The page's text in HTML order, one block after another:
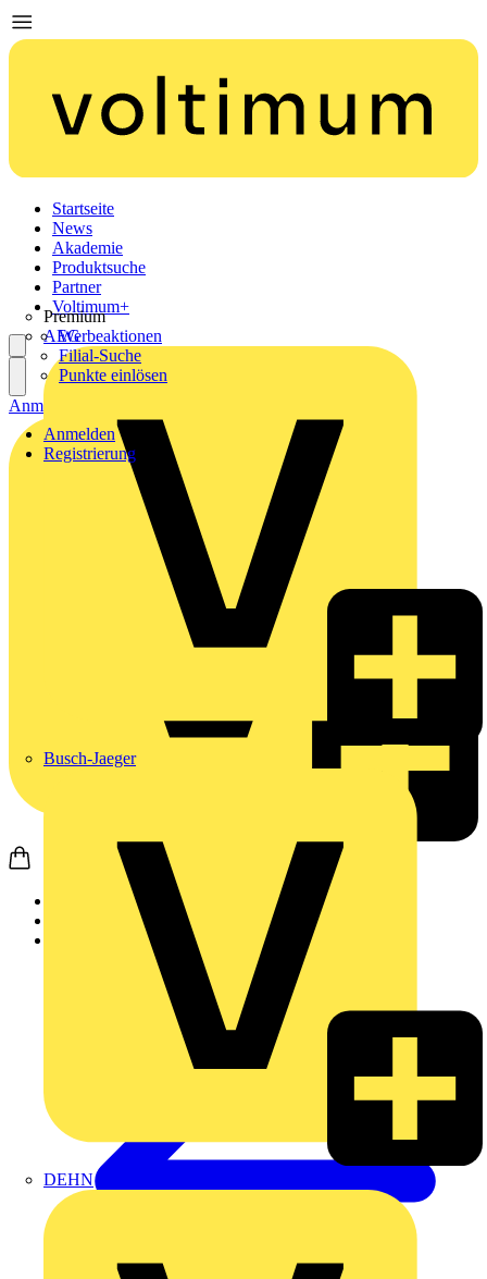
Startseite
News
Akademie
Produktsuche
Partner
Premium
AEG
Busch-Jaeger
DEHN
Voltimum+
Werbeaktionen
Filial-Suche
Punkte einlösen
Anmelden
Registrierung
Anmelden